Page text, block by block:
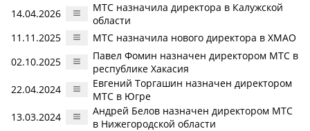
14.04.2026
МТС назначила директора в Калужской
области
11.11.2025
МТС назначила нового директора в ХМАО
02.10.2025
Павел Фомин назначен директором МТС в
республике Хакасия
22.04.2024
Евгений Торгашин назначен директором
МТС в Югре
13.03.2024
Андрей Белов назначен директором МТС
в Нижегородской области